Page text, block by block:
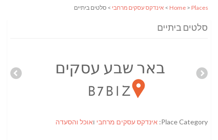
Home > Places
> אינדקס עסקים מרחבי > סלטים ביתיים
סלטים ביתיים
Place Category: אינדקס עסקים מרחבי ואוכל והסעדה